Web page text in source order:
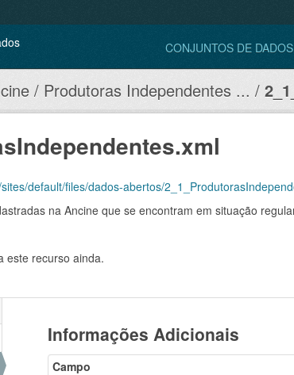
CONJUNTOS DE DADOS
Produtoras Independentes ...
default/files/dados-abertos/
na Ancine que se encontram em situação
este recurso ainda.
Informações Adicionais
Campo